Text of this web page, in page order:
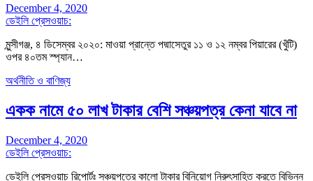
December 4, 2020
ডেইলি প্রেসওয়াচ:
মুন্সীগঞ্জ, ৪ ডিসেম্বর ২০২০: মাওয়া প্রান্তে পদ্মাসেতুর ১১ ও ১২ নম্বর পিয়ারের (খুঁটি)
ওপর ৪০তম স্প্যান…
অর্থনীতি ও বাণিজ্য
একক নামে ৫০ লাখ টাকার বেশি সঞ্চয়পত্র কেনা যাবে না
December 4, 2020
ডেইলি প্রেসওয়াচ:
ডেইলি প্রেসওয়াচ রিপোর্টঃ সঞ্চয়পত্রে কালো টাকার বিনিয়োগ নিরুৎসাহিত করতে বিভিন্ন